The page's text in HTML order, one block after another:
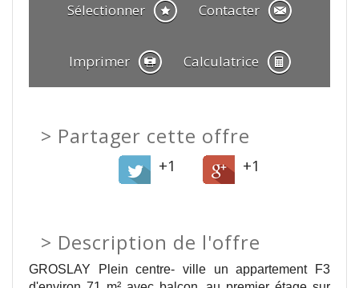
Sélectionner Contacter
Imprimer Calculatrice
Partager cette offre
+1 +1
> Description de l'offre
GROSLAY Plein centre- ville un appartement F3